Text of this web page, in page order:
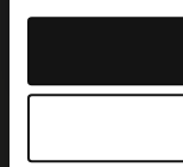
English